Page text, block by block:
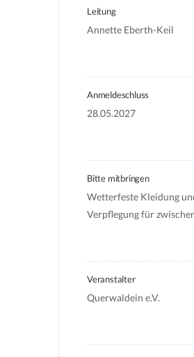
Leitung
Annette Eberth-Keil
Anmeldeschluss
28.05.2027
Bitte mitbringen
Wetterfeste Kleidung
Verpflegung für
Veranstalter
Querwaldein e.V.